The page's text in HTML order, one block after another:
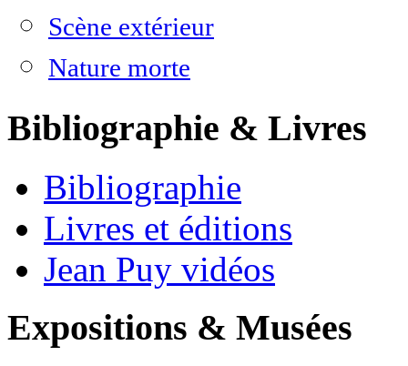
Scène extérieur
Nature morte
Bibliographie & Livres
Bibliographie
Livres et éditions
Jean Puy vidéos
Expositions & Musées